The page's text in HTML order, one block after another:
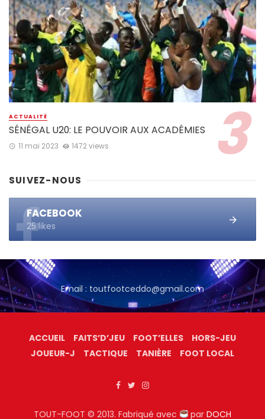
ACTUALITÉ
SÉNÉGAL U20: LE POUVOIR AUX ACADÉMIES
11 mai 2023 1472 views
SUIVEZ-NOUS
FACEBOOK
25 likes
Email : toutfootceddo@gmail.com
ACCUEIL FAITS’D’JEU FOOT’ELLES
HORS-JEU
JOUEUR-J
TACTIQUE TANIÈRE FOOT LOCAL
TOUT-FOOT © 2013. Fabriqué avec parDOCH